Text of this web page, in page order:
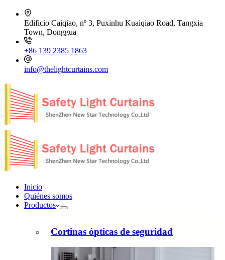
Edificio Caiqiao, nº 3, Puxinhu Kuaiqiao Road, Tangxia
Town, Donggua
+86 139 2385 1863
info@thelightcurtains.com
Inicio
Quiénes somos
Productos
Cortinas ópticas de seguridad